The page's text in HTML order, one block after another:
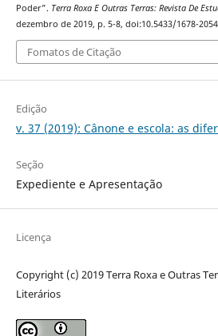
Poder”. Terra Roxa E Outras Terras: Revista De
dezembro de 2019, p. 5-8, doi:10.5433/1678-
Fomatos de Citação
Edição
v. 37 (2019): Cânone e escola: as
Seção
Expediente e Apresentação
Licença
Copyright (c) 2019 Terra Roxa e Outras
Literários